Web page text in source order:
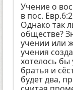
Учение о
в пос.
Однако так
обществе?
учении или
учения
хотелось
братья и
будет два,